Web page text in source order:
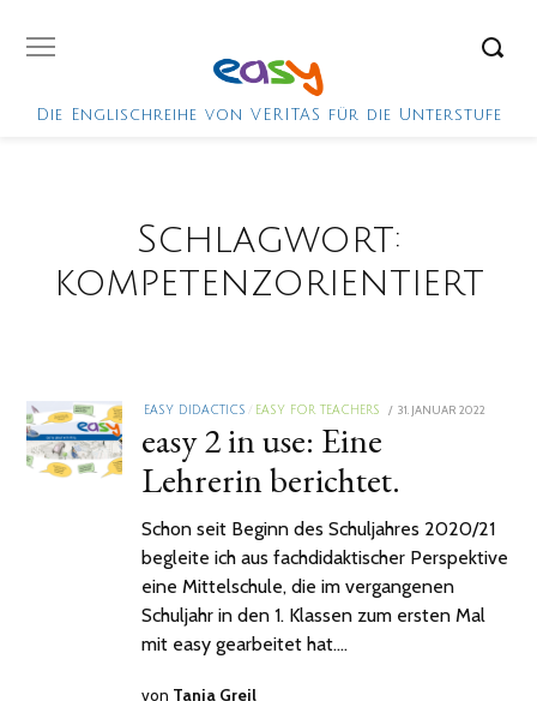
Die Englischreihe von VERITAS für die Unterstufe
Schlagwort:
kompetenzorientiert
EASY DIDACTICS EASY FOR TEACHERS
POSTED
31. JANUAR 2022
easy 2 in use: Eine
Lehrerin berichtet.
Schon seit Beginn des Schuljahres 2020/21
begleite ich aus fachdidaktischer Perspektive
eine Mittelschule, die im vergangenen
Schuljahr in den 1. Klassen zum ersten Mal
mit easy gearbeitet hat.…
von Tanja Greil